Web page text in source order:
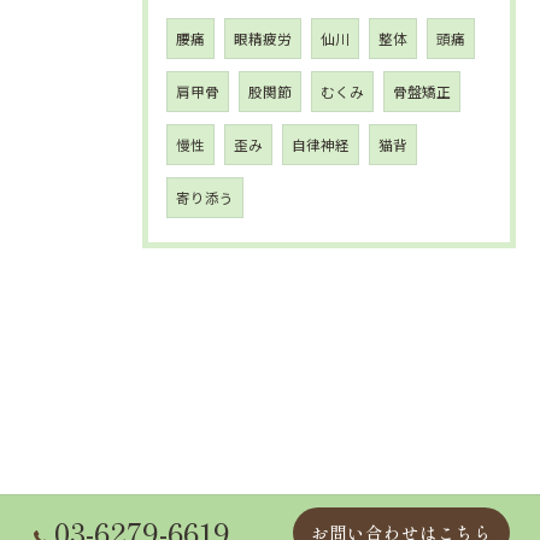
腰痛 眼精疲労 仙川 整体 頭痛
肩甲骨 股関節 むくみ 骨盤矯正
慢性 歪み 自律神経 猫背
寄り添う
お問い合わせはこちら